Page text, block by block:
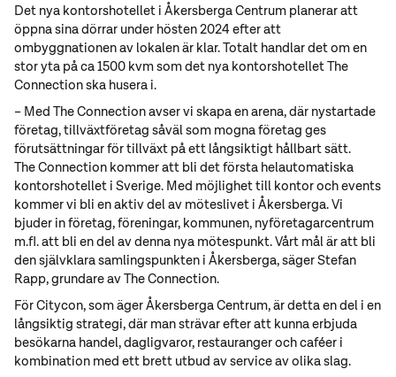
Det nya kontorshotellet i Åkersberga Centrum planerar att
öppna sina dörrar under hösten 2024 efter att
ombyggnationen av lokalen är klar. Totalt handlar det om en
stor yta på ca 1500 kvm som det nya kontorshotellet The
Connection ska husera i.
– Med The Connection avser vi skapa en arena, där nystartade
företag, tillväxtföretag såväl som mogna företag ges
förutsättningar för tillväxt på ett långsiktigt hållbart sätt.
The Connection kommer att bli det första helautomatiska
kontorshotellet i Sverige. Med möjlighet till kontor och events
kommer vi bli en aktiv del av möteslivet i Åkersberga. Vi
bjuder in företag, föreningar, kommunen, nyföretagarcentrum
m.fl. att bli en del av denna nya mötespunkt. Vårt mål är att bli
den självklara samlingspunkten i Åkersberga, säger Stefan
Rapp, grundare av The Connection.
För Citycon, som äger Åkersberga Centrum, är detta en del i en
långsiktig strategi, där man strävar efter att kunna erbjuda
besökarna handel, dagligvaror, restauranger och caféer i
kombination med ett brett utbud av service av olika slag.